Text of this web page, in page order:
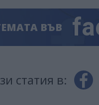
ВЪВ
статия в: